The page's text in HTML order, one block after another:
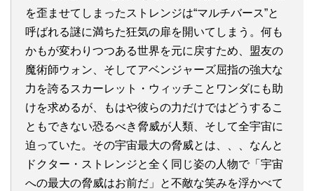
を歪ませてしまったストレンジは“マルチバース”と
呼ばれる謎に満ちた狂気の扉を開いてしまう。何も
かもが変わりつつある世界を元に戻すため、盟友の
魔術師ウォン、そしてアベンジャーズ屈指の強大な
力を誇るスカーレット・ウィッチことワンダにも助
けを求めるが、もはや彼らの力だけではどうするこ
ともできない恐るべき脅威が人類、そして全宇宙に
迫っていた。その宇宙最大の脅威とは、、、なんと
ドクター・ストレンジと全く同じ姿の人物で「宇宙
への最大の脅威はお前だ」と不敵な笑みを浮かべて